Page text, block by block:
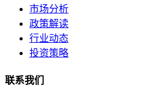
市场分析
政策解读
行业动态
投资策略
联系我们